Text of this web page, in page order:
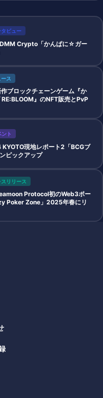
タビュー
DMM Crypto「かんぱに☆ガー
ース
ブロックチェーンゲーム『か
』のNFT販売とPvP
ント
現地レポート2「BCGブ
ピックアップ
スリリース
Protocol初のWeb3ポー
Poker Zone」2025年春にリ